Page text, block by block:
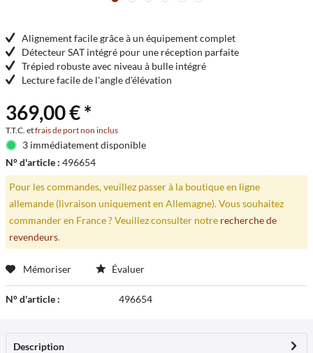
Alignement facile grâce à un équipement complet
Détecteur SAT intégré pour une réception parfaite
Trépied robuste avec niveau à bulle intégré
Lecture facile de l'angle d'élévation
369,00 € *
T.T.C. etfrais de port non inclus
3 immédiatement disponible
N° d'article : 496654
Pour les commandes, veuillez passer à la boutique en ligne
allemande (livraison uniquement en Allemagne). Vous souhaitez
commander en France ? Veuillez consulter notre recherche de
revendeurs.
Mémoriser Évaluer
N° d'article : 496654
Description